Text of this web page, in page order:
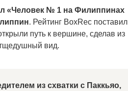
«Человек № 1 на Филиппинах
. Рейтинг BoxRec поставил
путь к вершине, сделав из
тщедушный вид.
из схватки с Паккьяо,